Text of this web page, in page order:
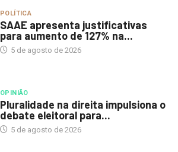
POLÍTICA
SAAE apresenta justificativas
para aumento de 127% na...
5 de agosto de 2026
OPINIÃO
Pluralidade na direita impulsiona o
debate eleitoral para...
5 de agosto de 2026